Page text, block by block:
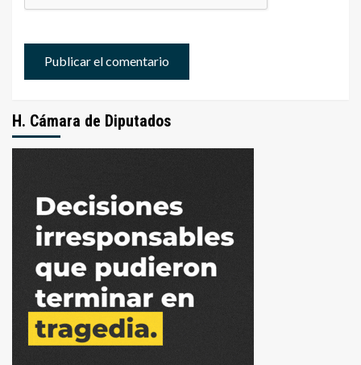
H. Cámara de Diputados